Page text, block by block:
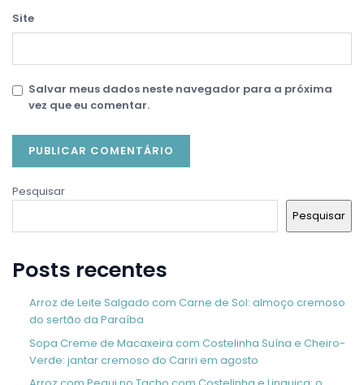
Site
Salvar meus dados neste navegador para a próxima
vez que eu comentar.
Pesquisar
Pesquisar
Posts recentes
Arroz de Leite Salgado com Carne de Sol: almoço cremoso
do sertão da Paraíba
Sopa Creme de Macaxeira com Costelinha Suína e Cheiro-
Verde: jantar cremoso do Cariri em agosto